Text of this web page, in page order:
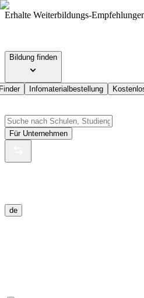
Erhalte Weiterbildungs-
Bildung finden
Infomaterialbestellung
Für Unternehmen
de